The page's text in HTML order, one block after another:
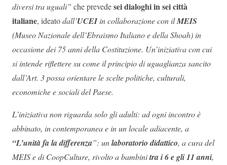
diversi tra uguali” che prevedesei dialoghi in sei città
italiane, ideatodall’UCEIin collaborazione con ilMEIS
(Museo Nazionale dell’Ebraismo Italiano e della Shoah) in
occasione dei 75 anni della Costituzione. Un’iniziativa con cui
si intende riflettere su come il principio di uguaglianza sancito
dall’Art. 3 possa orientare le scelte politiche, culturali,
economiche e sociali del Paese.
L’iniziativa non riguarda solo gli adulti: ad ogni incontro è
abbinato, in contemporanea e in un locale adiacente, a
“L’unità fa la differenza”: unlaboratorio didattico, a cura del
MEIS e di CoopCulture, rivolto a bambinitra i 6 e gli 11 anni,